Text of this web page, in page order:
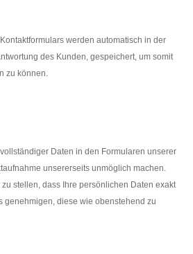
werden automatisch in der
des Kunden, gespeichert, um somit
zu können.
Daten in den Formularen unserer
unsererseits unmöglich machen.
stellen, dass Ihre persönlichen Daten exakt
genehmigen, diese wie obenstehend zu